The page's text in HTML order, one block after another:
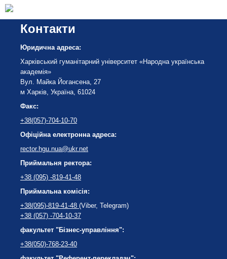
Контакти
Юридична адреса:
Харківський гуманітарний університет «Народна українська
академія»
Вул. Майка Йогансена, 27
м Харків, Україна, 61024
Факс:
+38(057)-704-10-70
Офіційна електронна адреса:
rector.hgu.nua@ukr.net
Приймальня ректора:
+38 (095) -819-41-48
Приймальна комісія:
+38(095)-819-41-48 (Viber, Telegram)
+38 (057) -704-10-37
факультет "Бізнес-управління":
+38(050)-768-23-40